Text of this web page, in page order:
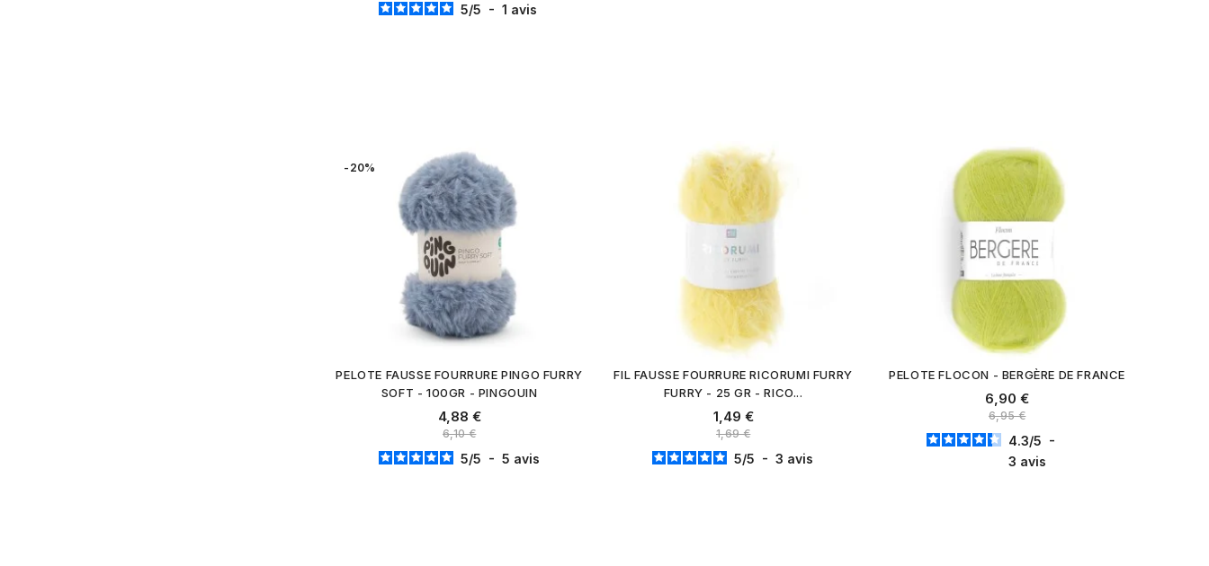
5/5 - 1 avis
-20%
PELOTE FAUSSE FOURRURE PINGO FURRY
SOFT - 100GR - PINGOUIN
4,88 €
6,10 €
5/5 - 5 avis
FIL FAUSSE FOURRURE RICORUMI FURRY
FURRY - 25 GR - RICO...
1,49 €
1,69 €
5/5 - 3 avis
PELOTE FLOCON - BERGÈRE DE FRANCE
6,90 €
6,95 €
4.3/5 -
3 avis